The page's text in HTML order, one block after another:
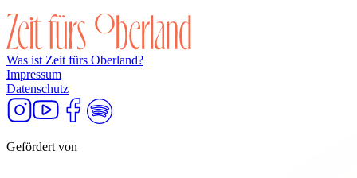
Was ist Zeit fürs Oberland?
Impressum
Datenschutz
Gefördert von